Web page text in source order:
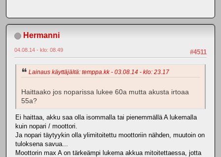
Hermanni
#4511
04.08.14 - klo: 08.49
Lainaus käyttäjältä: temppa.kk - 03.08.14 - klo: 23.17
Haittaako jos noparissa lukee 60a mutta akusta irtoaa
55a?
Ei haittaa, akku saa olla isommalla tai pienemmällä A lukemalla
kuin nopari / moottori.
Ja nopari täytyykin olla ylimitoitettu moottoriin nähden, muutoin on
tuloksena savua...
Moottorin max A on tärkeämpi lukema akkua mitoitettaessa, jotta